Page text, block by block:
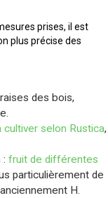
prises, il est
plus précise des
des bois,
cultiver selon Rustica,
: fruit de différentes
particulièrement de
H.